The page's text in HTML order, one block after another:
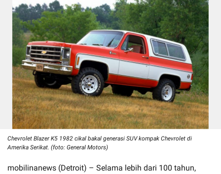
Chevrolet Blazer K5 1982 cikal bakal generasi SUV kompak Chevrolet di
Amerika Serikat. (foto: General Motors)
mobilinanews (Detroit) – Selama lebih dari 100 tahun,